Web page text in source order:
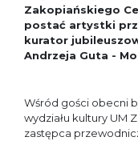
Zakopiańskiego
postać artystki
kurator
Andrzeja Guta -
Wśród gości obecni
wydziału kultury UM
zastępca